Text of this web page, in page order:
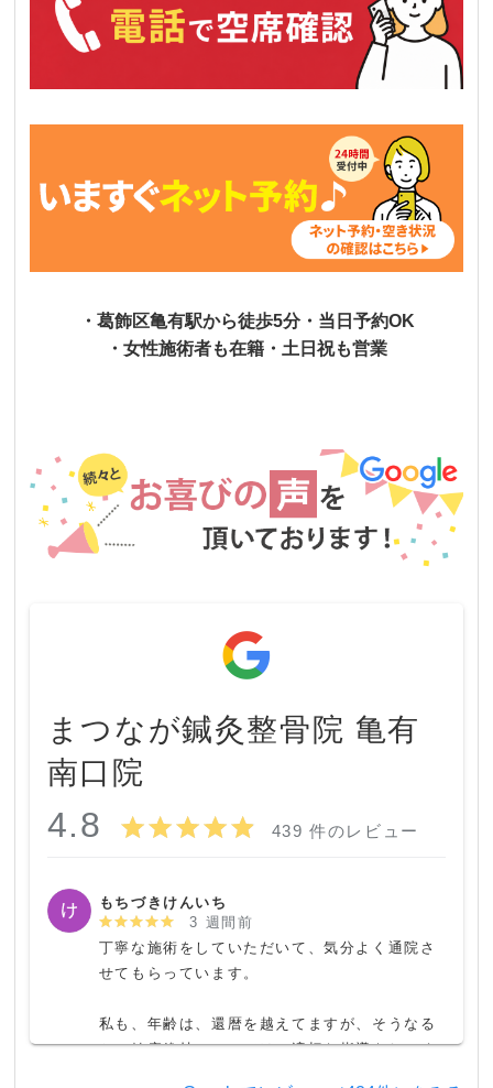
・葛飾区亀有駅から徒歩5分・当日予約OK
・女性施術者も在籍・土日祝も営業
まつなが鍼灸整骨院 亀有
南口院
4.8 439 件のレビュー
もちづきけんいち
3 週間前
丁寧な施術をしていただいて、気分よく通院さ
せてもらっています。
私も、年齢は、還暦を越えてますが、そうなる
と、健康維持については、適切な指導をしてく